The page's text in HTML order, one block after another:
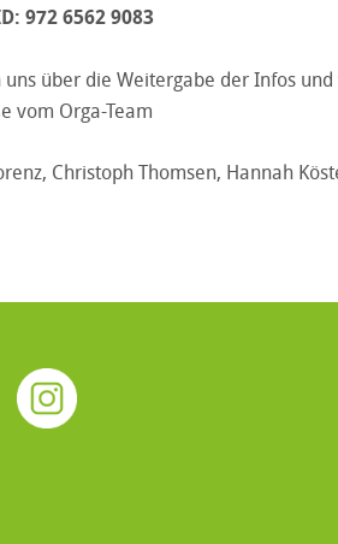
972 6562 9083
über die Weitergabe der Infos
vom Orga-Team
Christoph Thomsen, Hannah